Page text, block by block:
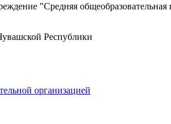
"Средняя
организацией